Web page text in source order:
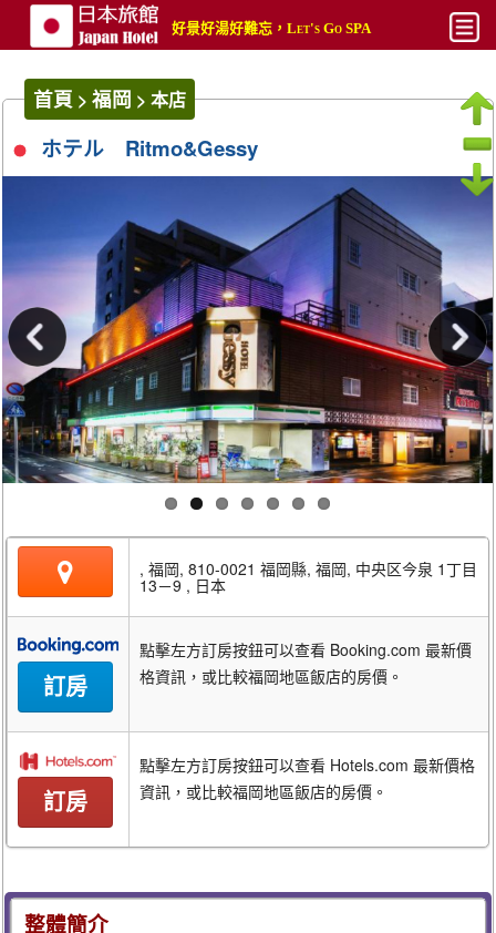
好景好湯好難忘，Let's Go SPA
最新
平價
熱門
攻略文章
攻略影片
搜尋
帳號
首頁 > 福岡 > 本店
ホテル Ritmo&Gessy
, 福岡, 810-0021 福岡縣, 福岡, 中央区今泉 1丁目
13－9 , 日本
訂房
點擊左方訂房按鈕可以查看 Booking.com 最新價
格資訊，或比較福岡地區飯店的房價。
訂房
點擊左方訂房按鈕可以查看 Hotels.com 最新價格
資訊，或比較福岡地區飯店的房價。
整體簡介